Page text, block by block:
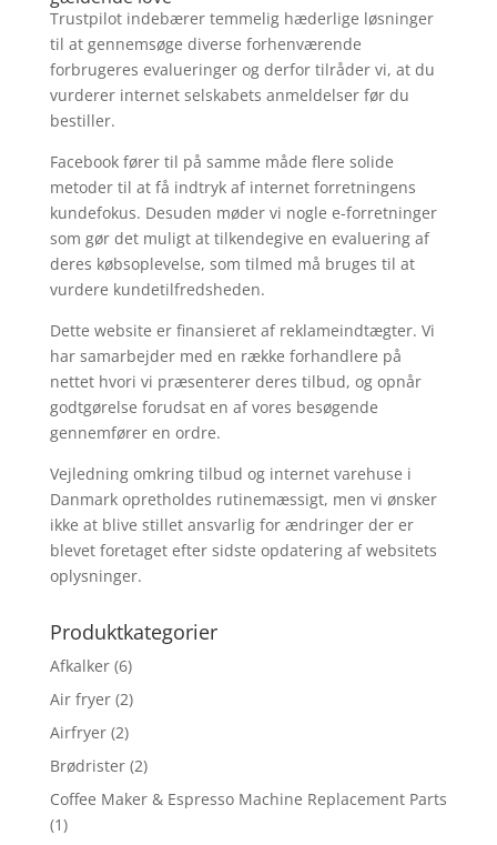
Trustpilot indebærer temmelig hæderlige løsninger
til at gennemsøge diverse forhenværende
forbrugeres evalueringer og derfor tilråder vi, at du
vurderer internet selskabets anmeldelser før du
bestiller.
Facebook fører til på samme måde flere solide
metoder til at få indtryk af internet forretningens
kundefokus. Desuden møder vi nogle e-forretninger
som gør det muligt at tilkendegive en evaluering af
deres købsoplevelse, som tilmed må bruges til at
vurdere kundetilfredsheden.
Dette website er finansieret af reklameindtægter. Vi
har samarbejder med en række forhandlere på
nettet hvori vi præsenterer deres tilbud, og opnår
godtgørelse forudsat en af vores besøgende
gennemfører en ordre.
Vejledning omkring tilbud og internet varehuse i
Danmark opretholdes rutinemæssigt, men vi ønsker
ikke at blive stillet ansvarlig for ændringer der er
blevet foretaget efter sidste opdatering af websitets
oplysninger.
Produktkategorier
Afkalker (6)
Air fryer (2)
Airfryer (2)
Brødrister (2)
Coffee Maker & Espresso Machine Replacement Parts
(1)